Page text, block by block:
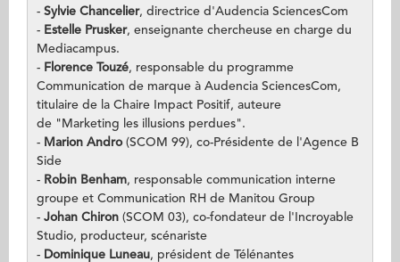
- Sylvie Chancelier, directrice d'Audencia SciencesCom
- Estelle Prusker, enseignante chercheuse en charge du
Mediacampus.
- Florence Touzé, responsable du programme
Communication de marque à Audencia SciencesCom,
titulaire de la Chaire Impact Positif, auteure
de "Marketing les illusions perdues".
- Marion Andro(SCOM 99), co-Présidente de l'Agence B
Side
- Robin Benham, responsable communication interne
groupe et Communication RH de Manitou Group
- Johan Chiron (SCOM 03), co-fondateur de l'Incroyable
Studio, producteur, scénariste
- Dominique Luneau, président de Télénantes